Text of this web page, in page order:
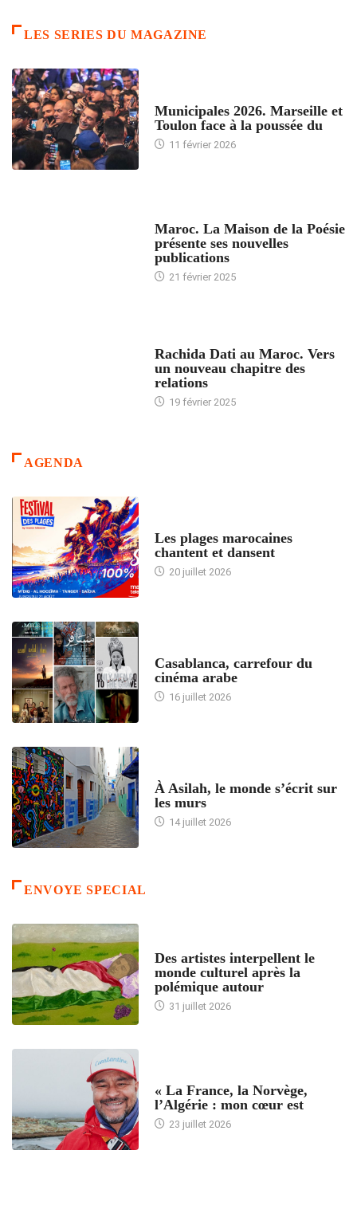
LES SERIES DU MAGAZINE
Municipales 2026. Marseille et
Toulon face à la poussée du
11 février 2026
Maroc. La Maison de la Poésie
présente ses nouvelles
publications
21 février 2025
Rachida Dati au Maroc. Vers
un nouveau chapitre des
relations
19 février 2025
AGENDA
Les plages marocaines
chantent et dansent
20 juillet 2026
Casablanca, carrefour du
cinéma arabe
16 juillet 2026
À Asilah, le monde s’écrit sur
les murs
14 juillet 2026
ENVOYE SPECIAL
Des artistes interpellent le
monde culturel après la
polémique autour
31 juillet 2026
« La France, la Norvège,
l’Algérie : mon cœur est
23 juillet 2026